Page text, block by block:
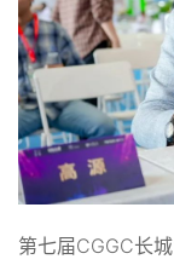
第七届CGGC长